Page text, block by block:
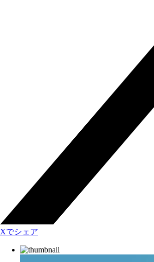
Xでシェア